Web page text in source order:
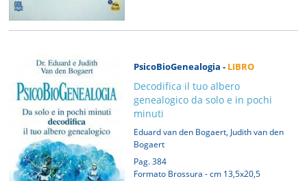
PsicoBioGenealogia - LIBRO
Decodifica il tuo albero
genealogico da solo e in pochi
minuti
Eduard van den Bogaert, Judith van den
Bogaert
Pag. 384
Formato Brossura - cm 13,5x20,5